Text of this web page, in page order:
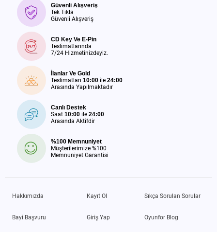
Güvenli Alışveriş
Tek Tıkla
Güvenli Alışveriş
CD Key Ve E-Pin
Teslimatlarında
7/24 Hizmetinizdeyiz.
İlanlar Ve Gold
Teslimatları 10:00 ile 24:00
Arasında Yapılmaktadır
Canlı Destek
Saat 10:00 ile 24:00
Arasında Aktifdir
%100 Memnuniyet
Müşterilerimize %100
Memnuniyet Garantisi
Hakkımızda
Bayi Başvuru
Kayıt Ol
Giriş Yap
Sıkça Sorulan Sorular
Oyunfor Blog